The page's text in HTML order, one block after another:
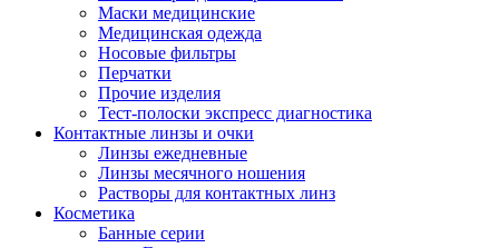
Маски медицинские
Медицинская одежда
Носовые фильтры
Перчатки
Прочие изделия
Тест-полоски экспресс диагностика
Контактные линзы и очки
Линзы ежедневные
Линзы месячного ношения
Растворы для контактных линз
Косметика
Банные серии